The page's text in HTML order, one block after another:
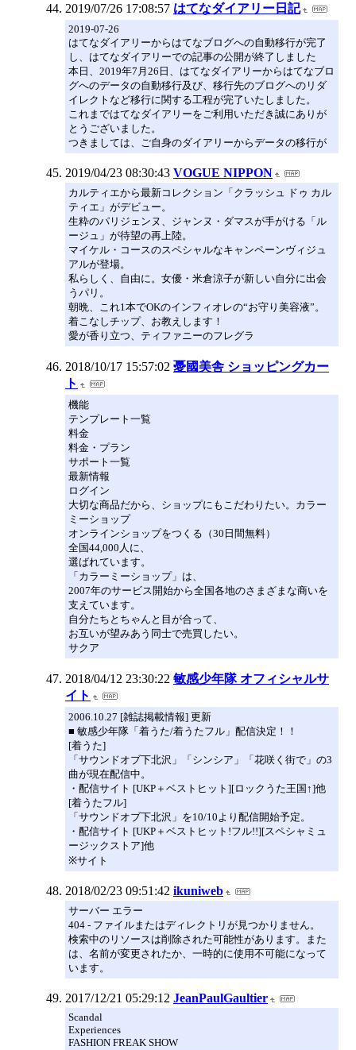
2019/07/26 17:08:57 はてなダイアリー日記
2019-07-26
はてなダイアリーからはてなブログへの自動移行が完了
し、はてなダイアリーでの記事の公開が終了しました
本日、2019年7月26日、はてなダイアリーからはてなブロ
グへのデータの自動移行及び、移行先のブログへのリダ
イレクトなど移行に関する工程が完了いたしました。
これまではてなダイアリーをご利用いただき誠にありが
とうございました。
つきましては、ご自身のダイアリーからデータの移行が
2019/04/23 08:30:43 VOGUE NIPPON
カルティエから最新コレクション「クラッシュ ドゥ カル
ティエ」がデビュー。
生粋のパリジェンヌ、ジャンヌ・ダマスが手がける「ル
ージュ」が待望の再上陸。
マイケル・コースのスペシャルなキャンペーンヴィジュ
アルが登場。
私らしく、自由に。女優・米倉涼子が新しい自分に出会
うパリ。
朝晩、これ1本でOKのインフィオレの“お守り美容液”。
着こなしチップ、お教えします！
愛が香り立つ、ティファニーのフレグラ
2018/10/17 15:57:02 憂國美舎 ショッピングカー
ト
機能
テンプレート一覧
料金
料金・プラン
サポート一覧
最新情報
ログイン
大切な商品だから、ショップにもこだわりたい。カラー
ミーショップ
オンラインショップをつくる（30日間無料）
全国44,000人に、
選ばれています。
「カラーミーショップ」は、
2007年のサービス開始から全国各地のさまざまな商いを
支えています。
自分たちとちゃんと目が合って、
お互いが望みあう同士で売買したい。
サクア
2018/04/12 23:30:22 敏感少年隊 オフィシャルサ
イト
2006.10.27 [雑誌掲載情報] 更新
■ 敏感少年隊「着うた/着うたフル」配信決定！！
[着うた]
「サウンドオブ下北沢」「シンシア」「花咲く街で」の3
曲が現在配信中。
・配信サイト [UKP＋ベストヒット][ロックうた王国↑]他
[着うたフル]
「サウンドオブ下北沢」を10/10より配信開始予定。
・配信サイト [UKP＋ベストヒット!フル!!][スペシャミュ
ージックストア]他
※サイト
2018/02/23 09:51:42 ikuniweb
サーバー エラー
404 - ファイルまたはディレクトリが見つかりません。
検索中のリソースは削除された可能性があります。また
は、名前が変更されたか、一時的に使用不可能になって
います。
2017/12/21 05:29:12 JeanPaulGaultier
Scandal
Experiences
FASHION FREAK SHOW